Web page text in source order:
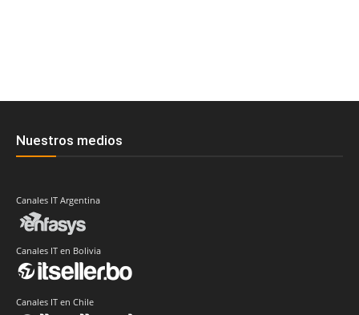
Nuestros medios
Canales IT Argentina
Canales IT en Bolivia
Canales IT en Chile